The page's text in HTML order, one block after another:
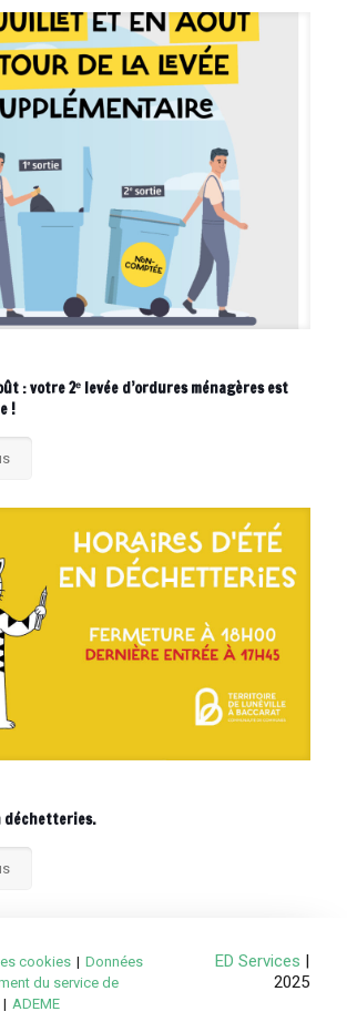
: votre 2ᵉ levée d’ordures ménagères est
!
déchetteries.
cookies | Données
du service de
| ADEME
ED Services |
2025